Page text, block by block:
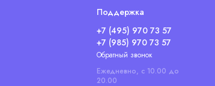
Поддержка
+7 (495) 970 73 57
+7 (985) 970 73 57
Обратный звонок
Ежедневно, с 10.00 до
20.00